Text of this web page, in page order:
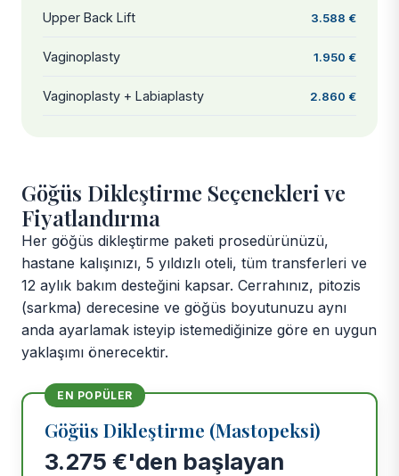
Upper Back Lift 3.588 €
Vaginoplasty 1.950 €
Vaginoplasty + Labiaplasty 2.860 €
Göğüs Dikleştirme Seçenekleri ve
Fiyatlandırma
Her göğüs dikleştirme paketi prosedürünüzü,
hastane kalışınızı, 5 yıldızlı oteli, tüm transferleri ve
12 aylık bakım desteğini kapsar. Cerrahınız, pitozis
(sarkma) derecesine ve göğüs boyutunuzu aynı
anda ayarlamak isteyip istemediğinize göre en uygun
yaklaşımı önerecektir.
EN POPÜLER
Göğüs Dikleştirme (Mastopeksi)
3.275 €'den başlayan